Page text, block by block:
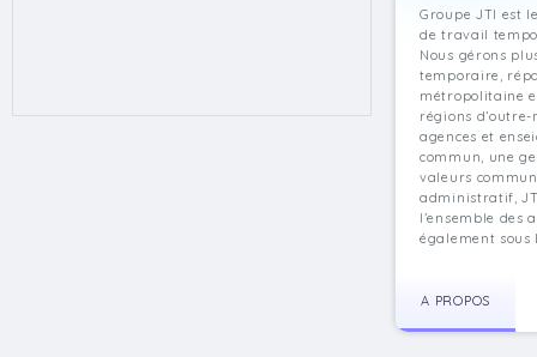
Groupe JTI est
de travail
Nous gérons
temporaire,
métropolitaine
régions
agences et
commun, une
valeurs
administratif,
l’ensemble des
également sous
A PROPOS